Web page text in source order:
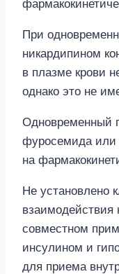
При
никардипином
в плазме крови
однако это не
Одновременный
фуросемида или
на
Не установлено
совместном
инсулином и
для приема